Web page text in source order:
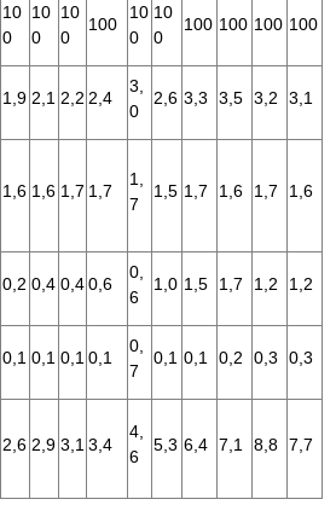
10
0
10
0
10
0
100
10
0
10
0
100 100 100 100
1,9 2,1 2,2 2,4
3,
0
2,6 3,3 3,5 3,2 3,1
1,6 1,6 1,7 1,7
1,
7
1,5 1,7 1,6 1,7 1,6
0,2 0,4 0,40,6
0,
6
1,0 1,5 1,7 1,2 1,2
0,1 0,1 0,1 0,1
0,
7
0,1 0,1 0,2 0,3 0,3
2,6 2,9 3,1 3,4
4,
6
5,3 6,4 7,1 8,8 7,7